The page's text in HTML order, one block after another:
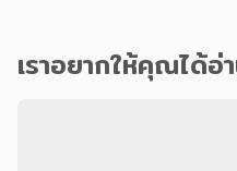
เราอยากให้คุณได้อ่